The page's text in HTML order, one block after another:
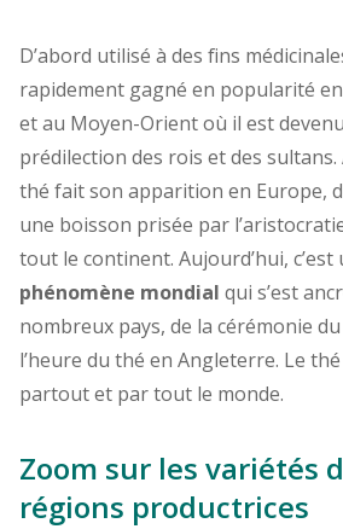
D’abord utilisé à des fins
rapidement gagné en popularité
et au Moyen-Orient où il est
prédilection des rois et des sultans.
thé fait son apparition en Europe,
une boisson prisée par
tout le continent. Aujourd’hui, c’est
phénomène mondial qui s’est
nombreux pays, de la cérémonie
l’heure du thé en Angleterre. Le
partout et par tout le monde.
Zoom sur les variétés
régions productrices